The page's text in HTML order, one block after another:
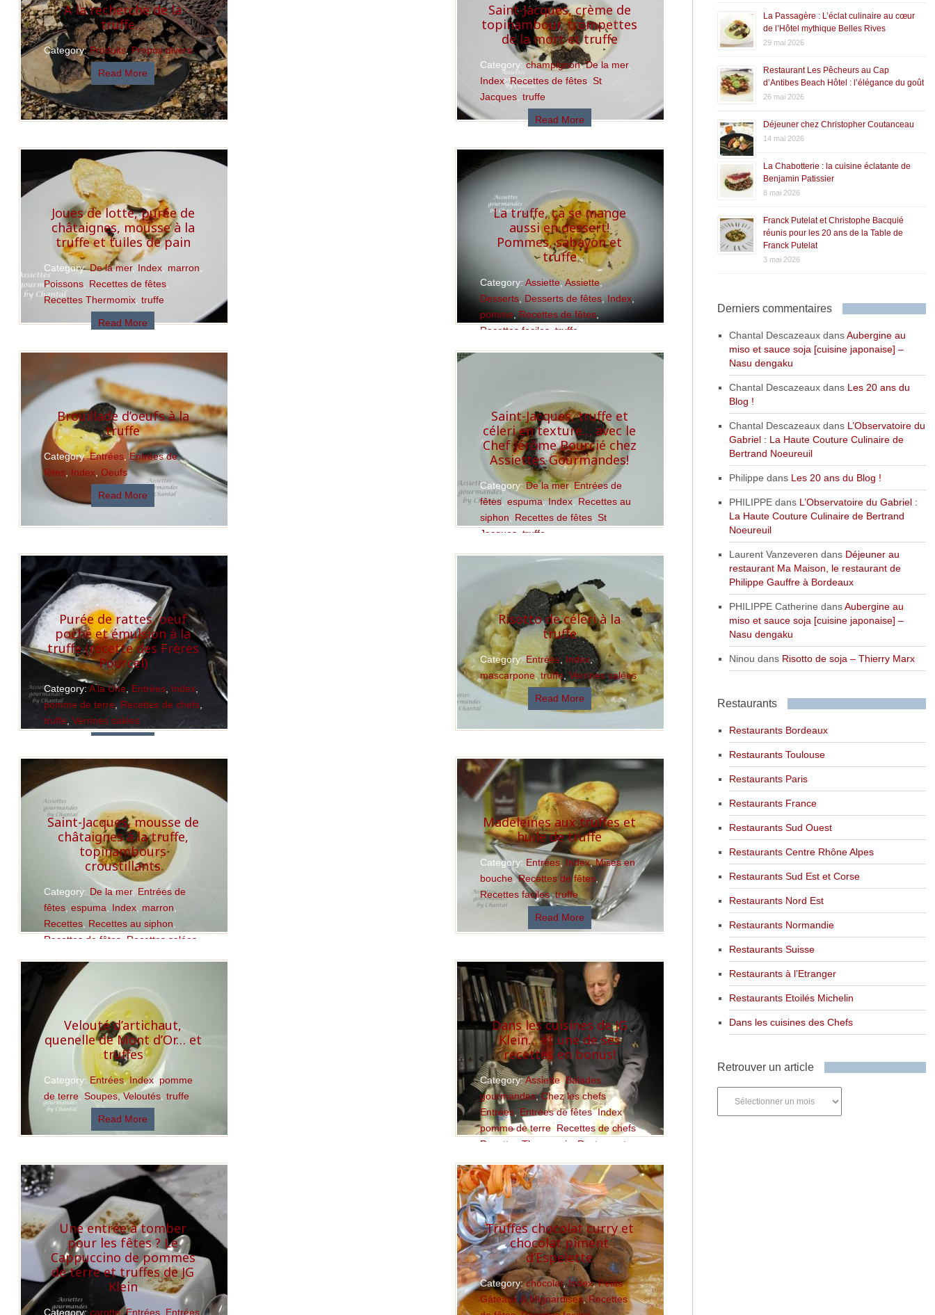
A la recherche de la
truffe…
Category:Produits,Propos divers
Read More
Saint-Jacques, crème de
topinambour, trompettes
de la mort et truffe
Category:champignon,De la mer,
Index,Recettes de fêtes ,St
Jacques ,truffe
Read More
Joues de lotte, purée de
châtaignes, mousse à la
truffe et tuiles de pain
Category:De la mer,Index, marron
Poissons, Recettes de fêtes,
Recettes Thermomix, truffe
Read More
La truffe, ça se mange
aussi en dessert!
Pommes, sabayon et
truffe
Category:Assiette,Assiette,
Desserts Desserts de fêtes,Index,
pomme,Recettes de fêtes,
Recettes faciles ,truffe
Read More
Brouillade d’oeufs à la
truffe
Category:Entrées, Entrées de
fêtes, Index, Oeufs
Read More
Saint-Jacques, truffe et
céleri en texture… avec le
Chef Jérôme Bourcié chez
Assiettes Gourmandes!
Category:De la mer,Entrées de
fêtes ,espuma,Index,Recettes au
siphon
Recettes de fêtes ,St
Jacques ,truffe
Read More
Purée de rattes, oeuf
poché et émulsion à la
truffe (recette des Frères
Pourcel)
Category: A la Une Entrées, Index,
pomme de terre, Recettes de chefs,
truffe Verrines salées
Risotto de céleri à la
truffe
Category:Entrées Index,
mascarpone,truffe,Verrines salées
Read More
Saint-Jacques, mousse de
châtaignes à la truffe,
topinambours
croustillants
Category: De la mer, Entrées de
fêtes, espuma Index, marron
Recettes, Recettes au siphon
Recettes de fêtes
Recettes salées
Read More
Madeleines aux truffes et
huile de truffe
Category: Entrées, Index,Mises en
bouche,Recettes de fêtes
Recettes faciles,truffe
Read More
Velouté d’artichaut,
quenelle de Mont d’Or… et
truffes
Category:Entrées,Index, pomme
de terre, Soupes, Veloutés, truffe
Read More
Dans les cuisines de JG
Klein… et une de ses
recettes en bonus!
Category:Assiette,Balades
gourmandes,Chez les chefs,
Entrées Entrées de fêtes,Index,
pomme de terre, Recettes de chefs,
Recettes Thermomix
Restaurants
truffe
Read More
Une entrée à tomber
pour les fêtes ? Le
Cappuccino de pommes
de terre et truffes de JG
Klein
Category:carotte,Entrées, Entrées
Truffes chocolat curry et
chocolat piment
d’Espelette
Category:chocolat,Index,Petits
Gâteaux & Mignardises, Recettes
La Passagère : L’éclat culinaire au cœur
de l’Hôtel mythique Belles Rives
29 mai 2026
Restaurant Les Pêcheurs au Cap
d’Antibes Beach Hôtel : l’élégance du goût
26 mai 2026
Déjeuner chez Christopher Coutanceau
14 mai 2026
La Chabotterie : la cuisine éclatante de
Benjamin Patissier
8 mai 2026
Franck Putelat et Christophe Bacquié
réunis pour les 20 ans de la Table de
Franck Putelat
3 mai 2026
Derniers commentaires
Chantal DescazeauxdansAubergine au
miso et sauce soja [cuisine japonaise] –
Nasu dengaku
Chantal Descazeauxdans Les 20 ans du
Blog !
Chantal Descazeauxdans L’Observatoire du
Gabriel : La Haute Couture Culinaire de
Bertrand Noeureuil
Philippe dans Les 20 ans du Blog !
PHILIPPEdans L’Observatoire du Gabriel :
La Haute Couture Culinaire de Bertrand
Noeureuil
Laurent Vanzeveren dans Déjeuner au
restaurant Ma Maison, le restaurant de
Philippe Gauffre à Bordeaux
PHILIPPE Catherine dansAubergine au
miso et sauce soja [cuisine japonaise] –
Nasu dengaku
Ninou dans Risotto de soja – Thierry Marx
Restaurants
Restaurants Bordeaux
Restaurants Toulouse
Restaurants Paris
Restaurants France
Restaurants Sud Ouest
Restaurants Centre Rhône Alpes
Restaurants Sud Est et Corse
Restaurants Nord Est
Restaurants Normandie
Restaurants Suisse
Restaurants à l’Etranger
Restaurants Etoilés Michelin
Dans les cuisines des Chefs
Retrouver un article